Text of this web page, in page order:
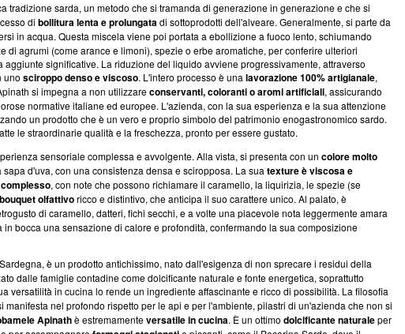
tradizione sarda, un metodo che si tramanda di generazione in generazione e che si
di bollitura lenta e prolungatadi sottoprodotti dell'alveare. Generalmente, si parte da
in acqua. Questa miscela viene poi portata a ebollizione a fuoco lento, schiumando
agrumi (come arance e limoni), spezie o erbe aromatiche, per conferire ulteriori
significative. La riduzione del liquido avviene progressivamente, attraverso
uno sciroppo denso e viscoso. L'intero processo è una lavorazione 100% artigianale,
si impegna a non utilizzareconservanti, coloranti o aromi artificiali, assicurando
normative italiane ed europee. L'azienda, con la sua esperienza e la sua attenzione
un prodotto che è un vero e proprio simbolo del patrimonio enogastronomico sardo.
le straordinarie qualità e la freschezza, pronto per essere gustato.
sensoriale complessa e avvolgente. Alla vista, si presenta con un colore molto
d'uva, con una consistenza densa e sciropposa. La sua texture è viscosa e
, con note che possono richiamare il caramello, la liquirizia, le spezie (se
bouquet olfattivoricco e distintivo, che anticipa il suo carattere unico. Al palato, è
di caramello, datteri, fichi secchi, e a volte una piacevole nota leggermente amara
bocca una sensazione di calore e profondità, confermando la sua composizione
è un prodotto antichissimo, nato dall'esigenza di non sprecare i residui della
dalle famiglie contadine come dolcificante naturale e fonte energetica, soprattutto
versatilità in cucina lo rende un ingrediente affascinante e ricco di possibilità. La filosofia
manifesta nel profondo rispetto per le api e per l'ambiente, pilastri di un'azienda che non si
Apinathè estremamenteversatile in cucina. È un ottimo dolcificante naturaleper